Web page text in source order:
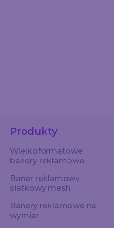
Produkty
Wielkoformatowe
banery reklamowe
Baner reklamowy
siatkowy mesh
Banery reklamowe na
wymiar